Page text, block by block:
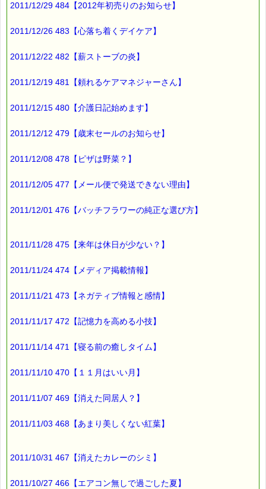
■ｅパスタイム通信 2011.04.21 VOL.412号
見つけたのは
『トイレットペーパーおりがみ』
トイレットペーパーを
三角に折るのは
よくやりますが、
ハートや兜、
風車や鶴
といった
おりがみ作品に
してしまう方法を
紹介してくれる本です。
動画がありますので
トイレットペーパーが
楽しいですよね
2011/12/29 484【2012年初売りのお知らせ】
2011/12/26 483【心落ち着くデイケア】
2011/12/22 482【薪ストーブの炎】
2011/12/19 481【頼れるケアマネジャーさん】
2011/12/15 480【介護日記始めます】
2011/12/12 479【歳末セールのお知らせ】
2011/12/08 478【ピザは野菜？】
2011/12/05 477【メール便で発送できない理由】
2011/12/01 476【バッチフラワーの純正な選び方】
2011/11/28 475【来年は休日が少ない？】
2011/11/24 474【メディア掲載情報】
2011/11/21 473【ネガティブ情報と感情】
2011/11/17 472【記憶力を高める小技】
2011/11/14 471【寝る前の癒しタイム】
2011/11/10 470【１１月はいい月】
2011/11/07 469【消えた同居人？】
2011/11/03 468【あまり美しくない紅葉】
2011/10/31 467【消えたカレーのシミ】
2011/10/27 466【エアコン無しで過ごした夏】